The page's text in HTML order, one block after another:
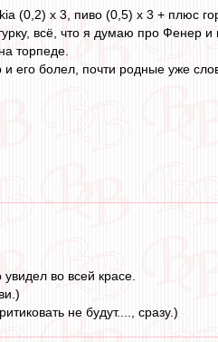
(0,2) х 3, пиво (0,5) х 3 + плюс
всё, что я думаю про Фенер и
торпеде.
его болел, почти родные уже
во всей красе.
не будут...., сразу.)